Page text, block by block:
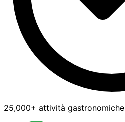
25,000+ attività gastronomiche